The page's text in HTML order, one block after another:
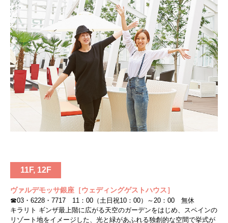
11F, 12F
ヴァルデモッサ銀座［ウェディングゲストハウス］
☎03・6228・7717 11：00（土日祝10：00）～20：00 無休
キラリト ギンザ最上階に広がる天空のガーデンをはじめ、スペインの
リゾート地をイメージした、光と緑があふれる独創的な空間で挙式が